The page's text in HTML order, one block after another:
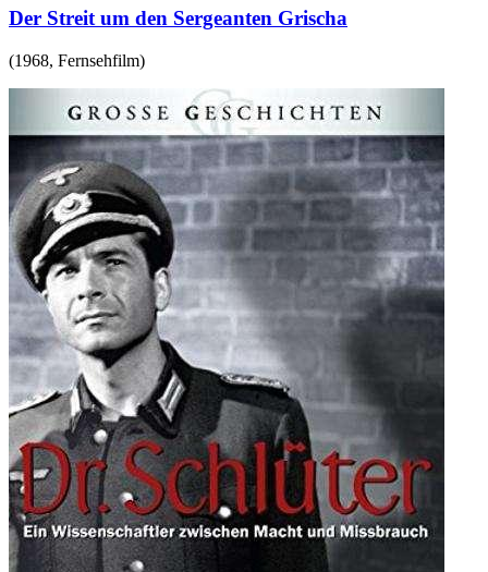
Der Streit um den Sergeanten Grischa
(1968, Fernsehfilm)